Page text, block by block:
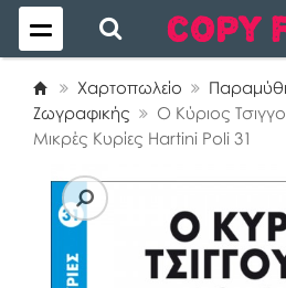
Χαρτοπωλείο
Ζωγραφικής
Ο Κύριος
Μικρές Κυρίες Hartini Poli 31